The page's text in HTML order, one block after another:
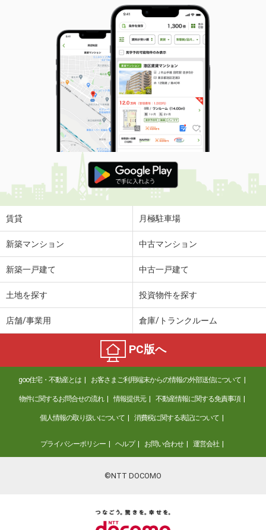
賃貸 月極駐車場
新築マンション 中古マンション
新築一戸建て 中古一戸建て
土地を探す 投資物件を探す
店舗/事業用 倉庫/トランクルーム
PC版へ
goo住宅・不動産とは お客さまご利用端末からの情報の外部送信について
物件に関するお問合せの流れ 情報提供元 不動産情報に関する免責事項
個人情報の取り扱いについて 消費税に関する表記について
プライバシーポリシー ヘルプ お問い合わせ 運営会社
©NTT DOCOMO